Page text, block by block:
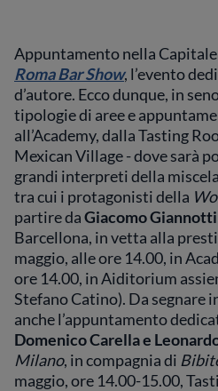
Appuntamento nella
Roma Bar Show, l’evento
d’autore. Ecco dunque, in
tipologie di aree e
all’Academy, dalla Tasting
Mexican Village - dove sarà
grandi interpreti della
tra cui i protagonisti della
partire daGiacomo Giannotti
Barcellona, in vetta alla
maggio, alle ore 14.00, in
ore 14.00, in Aiditorium
Stefano Catino). Da segnare
anche l’appuntamento
Domenico Carella e
Milano, in compagnia di
maggio, ore 14.00-15.00,